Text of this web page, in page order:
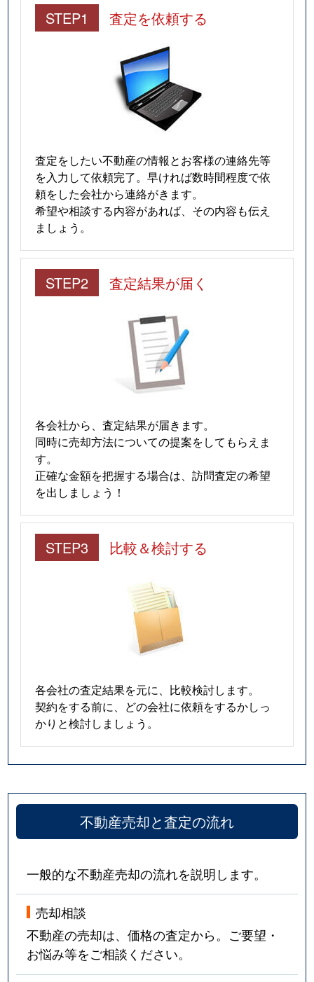
STEP1 査定を依頼する
査定をしたい不動産の情報とお客様の連絡先等
を入力して依頼完了。早ければ数時間程度で依
頼をした会社から連絡がきます。
希望や相談する内容があれば、その内容も伝え
ましょう。
STEP2 査定結果が届く
各会社から、査定結果が届きます。
同時に売却方法についての提案をしてもらえま
す。
正確な金額を把握する場合は、訪問査定の希望
を出しましょう！
STEP3 比較＆検討する
各会社の査定結果を元に、比較検討します。
契約をする前に、どの会社に依頼をするかしっ
かりと検討しましょう。
不動産売却と査定の流れ
一般的な不動産売却の流れを説明します。
売却相談
不動産の売却は、価格の査定から。ご要望・
お悩み等をご相談ください。